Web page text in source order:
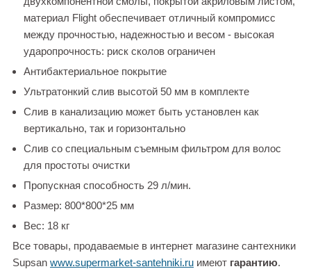
материал Flight обеспечивает отличный компромисс
между прочностью, надежностью и весом - высокая
ударопрочность: риск сколов ограничен
Антибактериальное покрытие
Ультратонкий слив высотой 50 мм в комплекте
Слив в канализацию может быть установлен как
вертикально, так и горизонтально
Слив со специальным съемным фильтром для волос
для простоты очистки
Пропускная способность 29 л/мин.
Размер: 800*800*25 мм
Вес: 18 кг
Все товары, продаваемые в интернет магазине сантехники
Supsan www.supermarket-santehniki.ru имеют гарантию.